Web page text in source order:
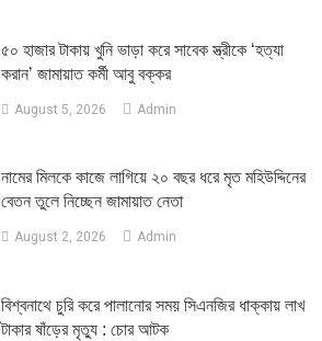
৫০ হাজার টাকায় খুনি ভাড়া করে সাবেক স্ত্রীকে ‘হত্যা
করান’ জামায়াত কর্মী আবু বক্কর
August 5, 2026 Admin
নামের মিলকে কাজে লাগিয়ে ২০ বছর ধরে মৃত মহিউদ্দিনের
বেতন তুলে নিচ্ছেন জামায়াত নেতা
August 2, 2026 Admin
‎বিশ্বনাথে চুরি করে পালানোর সময় সিএনজির ধাক্কায় লাখ
টাকার ষাঁড়ের মৃত্যু : চোর আটক